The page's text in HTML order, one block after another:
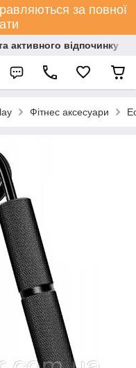
за повної
активного відпочинку
Фітнес аксесуари